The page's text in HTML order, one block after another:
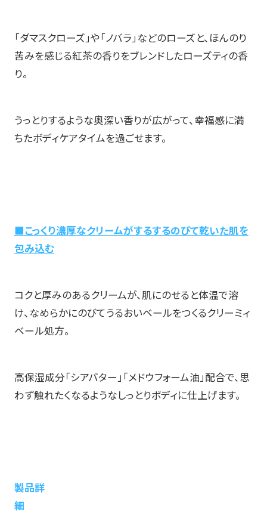
「ダマスクローズ」や「ノバラ」などのローズと、ほんのり
苦みを感じる紅茶の香りをブレンドしたローズティの香
り。
うっとりするような奥深い香りが広がって、幸福感に満
ちたボディケアタイムを過ごせます。
■こっくり濃厚なクリームがするするのびて乾いた肌を
包み込む
コクと厚みのあるクリームが、肌にのせると体温で溶
け、なめらかにのびてうるおいベールをつくるクリーミィ
ベール処方。
高保湿成分「シアバター」「メドウフォーム油」配合で、思
わず触れたくなるようなしっとりボディに仕上げます。
製品詳